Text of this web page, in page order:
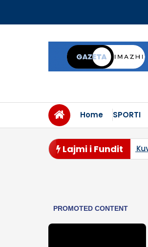
content
Home SPORTI
Lajmi i Fundit
Mblidhet Kuvendi për konstituim